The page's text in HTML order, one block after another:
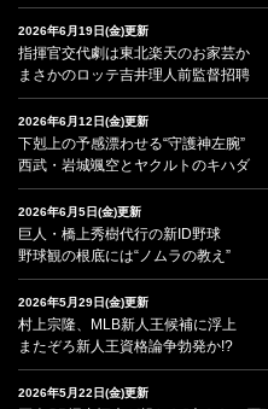
2026年6月19日(金)更新
指揮官交代劇は東北楽天のお家芸か
まさかのロッテ吉井理人前監督招聘
2026年6月12日(金)更新
下剋上の予感漂わせる“守護神左腕”
西武・岩城颯空とヤクルトのキハダ
2026年6月5日(金)更新
巨人・橋上秀樹代行の新ID野球
野球観の根底には“ノムラの教え”
2026年5月29日(金)更新
村上宗隆、MLB新人王候補に浮上
またぞろ新人王資格論争勃発か!?
2026年5月22日(金)更新